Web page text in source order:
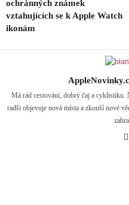
ochránných známek
vztahujících se k Apple Watch
ikonám
Má rád cestování, dobrý čaj a cyklistiku.
radši objevuje nová místa a zkouší nové